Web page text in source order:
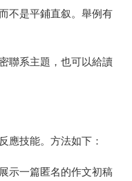
不是平鋪直叙。舉例有
聯系主題，也可以給讀
應技能。方法如下：
示一篇匿名的作文初稿